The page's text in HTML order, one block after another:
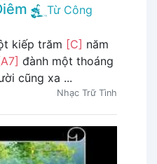
Từ Công
kiếp trăm [C] năm
đành một thoáng
cũng xa ...
Nhạc Trữ Tình